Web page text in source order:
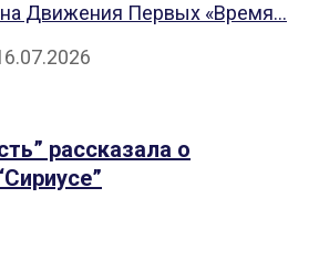
Движения Первых «Время...
рассказала о